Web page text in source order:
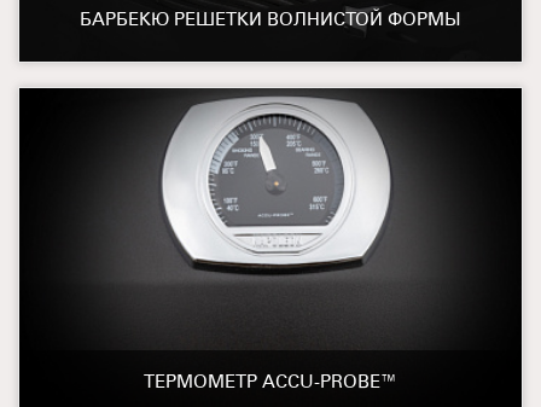
БАРБЕКЮ РЕШЕТКИ ВОЛНИСТОЙ ФОРМЫ
ТЕРМОМЕТР ACCU-PROBE™